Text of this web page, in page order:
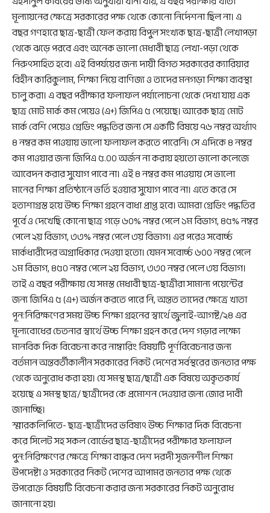
মূল্যায়নের ক্ষেত্রে সরকারের পক্ষ থেকে কোনো নির্দেশনা ছিল না। এ
বছর গণহারে ছাত্র-ছাত্রী ফেল করায় বিপুল সংখ্যক ছাত্র-ছাত্রী লেখাপড়া
থেকে ঝড়ে পরবে এবং অনেক ভালো মেধাবী ছাত্র লেখা-পড়া থেকে
নিরুৎসাহিত হবে। এই বিপর্যয়ের জন্য দায়ী বিগত সরকারের ক্যারিয়ার
বিহীন কারিকুলাম, শিক্ষা নিয়ে বাণিজ্য ও তাদের মনগড়া শিক্ষা ব্যবস্থা
চালু করা। এ বছর পরীক্ষার ফলাফল পর্যালোচনা থেকে দেখা যায় এক
ছাত্র মোট মার্ক কম পেয়েও (এ+) জিপিএ ৫ পেয়েছে। আরেক ছাত্র মোট
মার্ক বেশি পেয়েও গ্রেডিং পদ্ধতির জন্য সে একটি বিষয়ে ৭৬ নম্বর অর্থ্যাৎ
৪ নম্বর কম পাওয়ায় ভালো ফলাফল করতে পারেনি। সে এদিকে ৪ নম্বর
কম পাওয়ার জন্য জিপিএ ৫.০০ অর্জন না করায় হয়তো ভালো কলেজে
আবেদন করার সুযোগ পাবে না। এই ৪ নম্বর কম পাওয়ায় সে ভালো
মানের শিক্ষা প্রতিষ্ঠানে ভর্তি হওয়ার সুযোগ পাবে না। এতে করে সে
হতাশাগ্রস্ত হয়ে উচ্চ শিক্ষা গ্রহনে বাধা প্রাপ্ত হবে। আমরা গ্রেডিং পদ্ধতির
পূর্বে ও দেখেছি কোনো ছাত্র গড়ে ৬০% নম্বর পেলে ১ম বিভাগ, ৪৫% নম্বর
পেলে ২য় বিভাগ, ৩৩% নম্বর পেলে ৩য় বিভাগ। এর পরেও সবোর্চ্চ
মার্কধারীদের অগ্রাধিকার দেওয়া হতো। যেমন সবোর্চ্চ ৬০০ নম্বর পেলে
১ম বিভাগ, ৪৫০ নম্বর পেলে ২য় বিভাগ, ৩৩০ নম্বর পেলে ৩য় বিভাগ।
তাই এ বছর পরীক্ষায় যে সমস্ত মেধাবী ছাত্র-ছাত্রীরা সামান্য পয়েন্টের
জন্য জিপিএ ৫ (এ+) অর্জন করতে পারে নি, অন্তত তাদের ক্ষেত্রে খাতা
পূন:নিরিক্ষণের সময় উচ্চ শিক্ষা গ্রহনের স্বার্থে জুলাই-আগষ্ট/২৪ এর
মূল্যবোধের চেতনার স্বার্থে উচ্চ শিক্ষা গ্রহন করে দেশ গড়ার লক্ষ্যে
মানবিক দিক বিবেচনা করে নাম্বারিং বিষয়টি পূর্ণবিবেচনার জন্য
বর্তমান অন্তবর্তীকালীন সরকারের নিকট দেশের সর্বস্থরের জনতার পক্ষ
থেকে অনুরোধ করা হয়। যে সমস্থ ছাত্র/ছাত্রী এক বিষয়ে অকৃতকার্য
হয়েছে এ সমস্থ ছাত্র/ ছাত্রীদের কে প্রমোশন দেওয়ার জন্য জোর দাবী
জানাচ্ছি।
স্মারকলিপিতে- ছাত্র-ছাত্রীদের ভবিষ্যৎ উচ্চ শিক্ষার দিক বিবেচনা
করে সিলেট সহ সকল বোর্ডের ছাত্র-ছাত্রীদের পরীক্ষার ফলাফল
পুন:নিরিক্ষণের ক্ষেত্রে শিক্ষা বান্ধব দেশ দরদী সৃজনশীল শিক্ষা
উপদেষ্টা ও সরকারের নিকট দেশের আপামর জনতার পক্ষ থেকে
উপরোক্ত বিষয়টি বিবেচনা করার জন্য সরকারের নিকট অনুরোধ
জানানো হয়।